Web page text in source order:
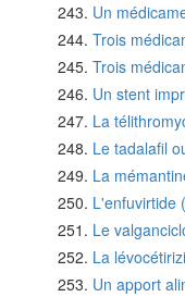
Un
Trois
Trois
Un stent
La
Le tadalafil
La
L'enfuvirtide
Le
La
Un apport